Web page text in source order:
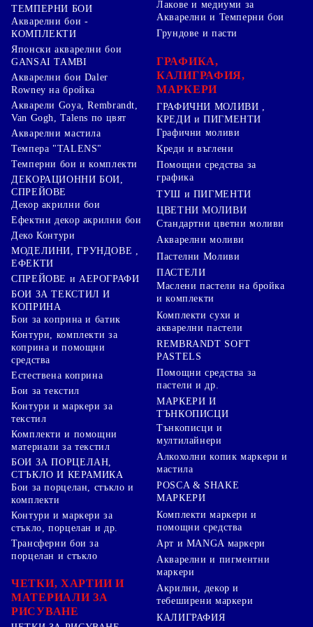
ТЕМПЕРНИ БОИ
Акварелни бои -
КОМПЛЕКТИ
Японски акварелни бои
GANSAI TAMBI
Акварелни бои Daler
Rowney на бройка
Акварели Goya, Rembrandt,
Van Gogh, Talens по цвят
Акварелни мастила
Темпера "TALENS"
Темперни бои и комплекти
ДЕКОРАЦИОННИ БОИ,
СПРЕЙОВЕ
Декор акрилни бои
Ефектни декор акрилни бои
Деко Контури
МОДЕЛИНИ, ГРУНДОВЕ ,
ЕФЕКТИ
СПРЕЙОВЕ и АЕРОГРАФИ
БОИ ЗА ТЕКСТИЛ И
КОПРИНА
Бои за коприна и батик
Контури, комплекти за
коприна и помощни
средства
Естествена коприна
Бои за текстил
Контури и маркери за
текстил
Комплекти и помощни
материали за текстил
БОИ ЗА ПОРЦЕЛАН,
СТЪКЛО И КЕРАМИКА
Бои за порцелан, стъкло и
комплекти
Контури и маркери за
стъкло, порцелан и др.
Трансферни бои за
порцелан и стъкло
ЧЕТКИ, ХАРТИИ И
МАТЕРИАЛИ ЗА
РИСУВАНЕ
Лакове и медиуми за
Акварелни и Темперни бои
Грундове и пасти
ГРАФИКА,
КАЛИГРАФИЯ,
МАРКЕРИ
ГРАФИЧНИ МОЛИВИ ,
КРЕДИ и ПИГМЕНТИ
Графични моливи
Креди и въглени
Помощни средства за
графика
ТУШ и ПИГМЕНТИ
ЦВЕТНИ МОЛИВИ
Стандартни цветни моливи
Акварелни моливи
Пастелни Моливи
ПАСТЕЛИ
Маслени пастели на бройка
и комплекти
Комплекти сухи и
акварелни пастели
REMBRANDT SOFT
PASTELS
Помощни средства за
пастели и др.
МАРКЕРИ И
ТЪНКОПИСЦИ
Тънкописци и
мултилайнери
Алкохолни копик маркери и
мастила
POSCA & SHAKE
МАРКЕРИ
Комплекти маркери и
помощни средства
Арт и MANGA маркери
Акварелни и пигментни
маркери
Акрилни, декор и
тебеширени маркери
КАЛИГРАФИЯ